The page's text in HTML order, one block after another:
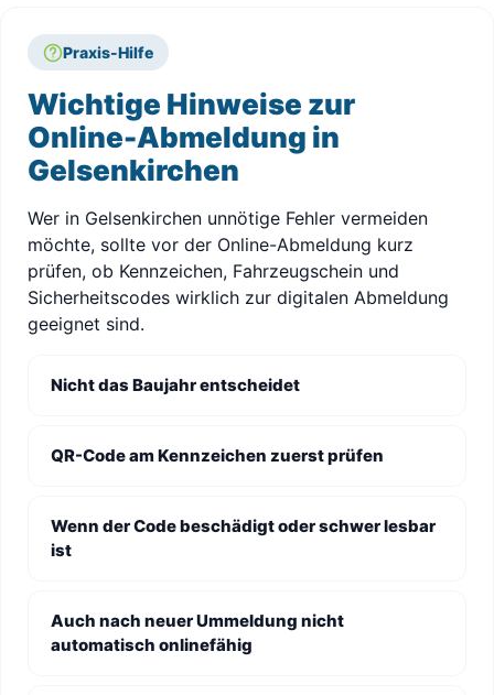
Praxis-Hilfe
Wichtige Hinweise zur
Online-Abmeldung in
Gelsenkirchen
Wer in Gelsenkirchen unnötige Fehler vermeiden
möchte, sollte vor der Online-Abmeldung kurz
prüfen, ob Kennzeichen, Fahrzeugschein und
Sicherheitscodes wirklich zur digitalen Abmeldung
geeignet sind.
Nicht das Baujahr entscheidet
QR-Code am Kennzeichen zuerst prüfen
Wenn der Code beschädigt oder schwer lesbar
ist
Auch nach neuer Ummeldung nicht
automatisch onlinefähig